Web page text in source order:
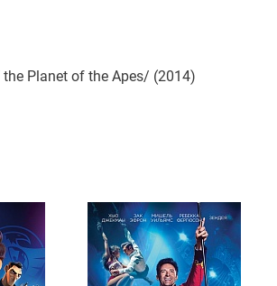
Planet of the Apes/ (2014)